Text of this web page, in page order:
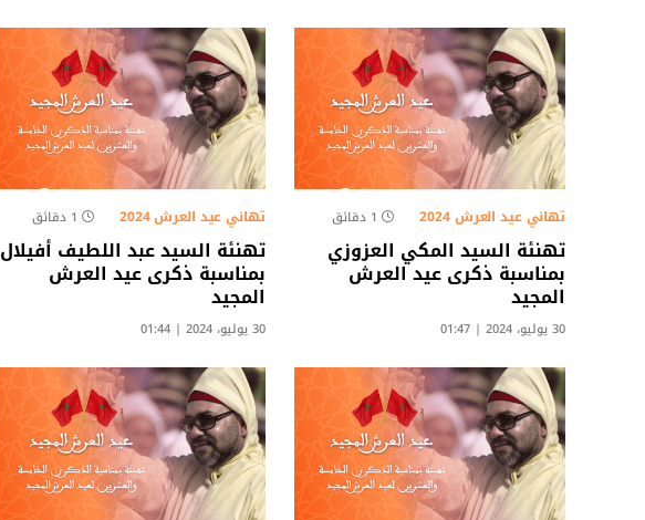
تهاني عيد العرش 2024 1 دقائق
تهنئة السيد المكي العزوزي
بمناسبة ذكرى عيد العرش
المجيد
30 يوليو، 2024 | 01:47
تهاني عيد العرش 2024 1 دقائق
تهنئة السيد عبد اللطيف أفيلال
بمناسبة ذكرى عيد العرش
المجيد
30 يوليو، 2024 | 01:44